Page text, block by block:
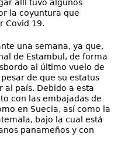
allí tuvo algunos
la coyuntura que
Covid 19.
una semana, ya que,
de Estambul, de forma
al último vuelo de
de que su estatus
país. Debido a esta
con las embajadas de
en Suecia, así como la
bajo la cual está
panameños y con